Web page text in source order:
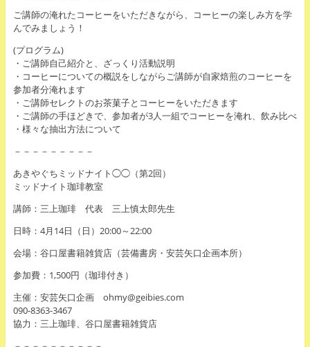
ご講師の淹れたコーヒーをいただきながら、コーヒーの楽しみ方を学
んでみましょう！
(プログラム)
・ご講師自己紹介と、ざっくり活動説明
・コーヒーについての概説をしながらご講師が自家焙煎のコーヒーを
参加者分淹れます
・ご講師セレクトのお茶菓子とコーヒーをいただきます
・ご講師の手ほどきで、参加者が3人一組でコーヒーを淹れ、飲み比べ
・様々な抽出方法について
－－－－－－－－－
あきやぐちミッドナイト◯◯（第2回）
ミッドナイト珈琲教室
講師：三上珈琲 代表 三上慎太郎先生
日時：4月14日（日）20:00～22:00
会場：谷口屋書籍雑貨店（芸備書房・安芸矢口企画本所）
参加費：1,500円（珈琲付き）
主催：安芸矢口企画 ohmy@geibies.com
090-8363-3467
協力：三上珈琲、谷口屋書籍雑貨店